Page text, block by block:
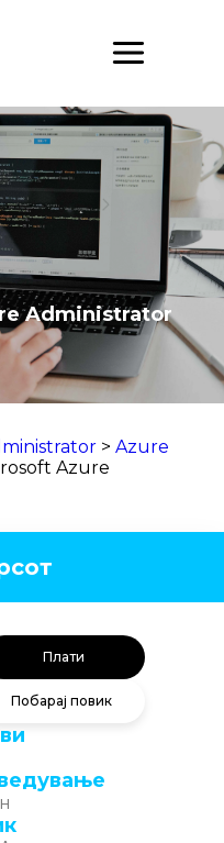
Administrator
> Azure
Azure
Плати
Побарај повик